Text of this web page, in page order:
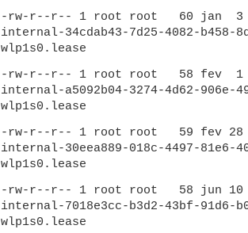
-rw-r--r-- 1 root root 60 jan 3
internal-34cdab43-7d25-4082-b458-
wlp1s0.lease
-rw-r--r-- 1 root root 58 fev 1
internal-a5092b04-3274-4d62-906e-
wlp1s0.lease
-rw-r--r-- 1 root root 59 fev 28
internal-30eea889-018c-4497-81e6-
wlp1s0.lease
-rw-r--r-- 1 root root 58 jun 10
internal-7018e3cc-b3d2-43bf-91d6-
wlp1s0.lease